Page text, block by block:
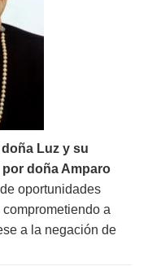
doña Luz y su
doña Amparo
oportunidades
a
a la negación de